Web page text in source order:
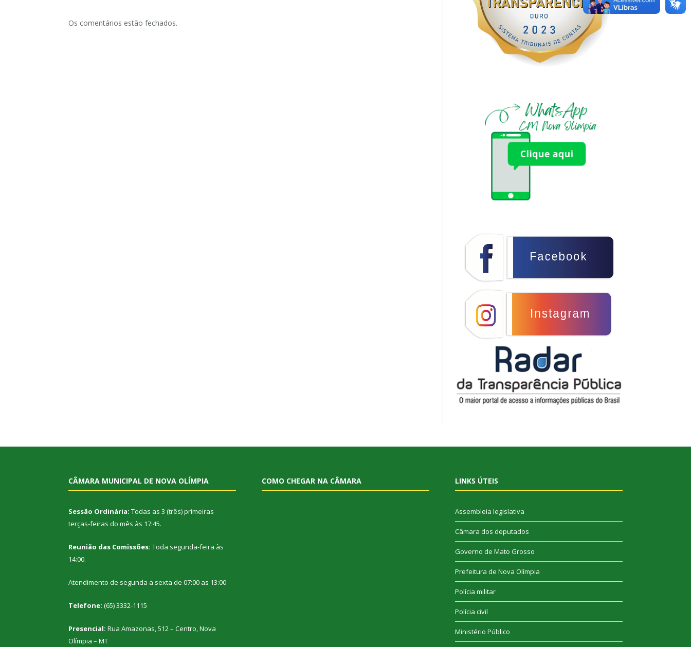
Os comentários estão fechados.
CÂMARA MUNICIPAL DE NOVA OLÍMPIA
Sessão Ordinária: Todas as 3 (três) primeiras
terças-feiras do mês às 17:45.
Reunião das Comissões: Toda segunda-feira às
14:00.
Atendimento de segunda a sexta de 07:00 as 13:00
Telefone: (65) 3332-1115
Presencial: Rua Amazonas, 512 – Centro, Nova
Olímpia – MT
COMO CHEGAR NA CÂMARA LINKS ÚTEIS
Assembleia legislativa
Câmara dos deputados
Governo de Mato Grosso
Prefeitura de Nova Olímpia
Polícia militar
Polícia civil
Ministério Público